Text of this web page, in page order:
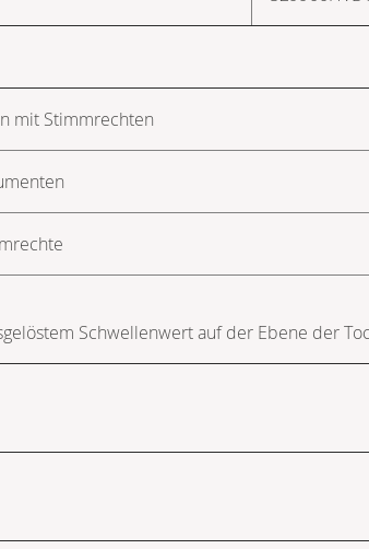
mit Stimmrechten
Schwellenwert auf der Ebene der